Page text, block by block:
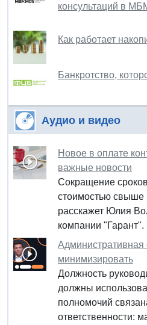
консультаций в
Как работает
Банкротство,
Аудио и видео
Новое в оплате
важные новости
Сокращение
стоимостью свыше
расскажет Юлия
компании "Гарант".
Административная
минимизировать
Должность
должны
полномочий
ответственности: